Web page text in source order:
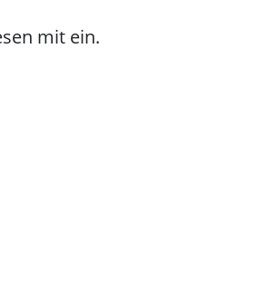
mit ein.